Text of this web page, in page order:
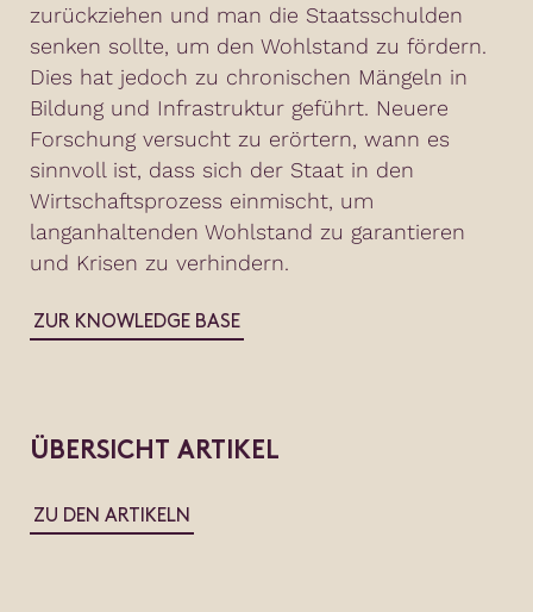
zurückziehen und man die Staatsschulden
senken sollte, um den Wohlstand zu fördern.
Dies hat jedoch zu chronischen Mängeln in
Bildung und Infrastruktur geführt. Neuere
Forschung versucht zu erörtern, wann es
sinnvoll ist, dass sich der Staat in den
Wirtschaftsprozess einmischt, um
langanhaltenden Wohlstand zu garantieren
und Krisen zu verhindern.
ZUR KNOWLEDGE BASE
ÜBERSICHT ARTIKEL
ZU DEN ARTIKELN